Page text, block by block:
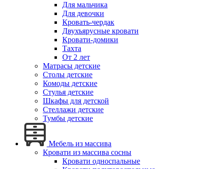
Для мальчика
Для девочки
Кровать-чердак
Двухъярусные кровати
Кровати-домики
Тахта
От 2 лет
Матрасы детские
Столы детские
Комоды детские
Стулья детские
Шкафы для детской
Стеллажи детские
Тумбы детские
Мебель из массива
Кровати из массива сосны
Кровати односпальные